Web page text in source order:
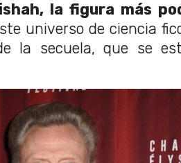
la figura más
universo de ciencia
la secuela, que se